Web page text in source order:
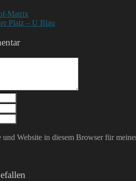
Matrix
Platz – U Blau
Website in diesem Browser für